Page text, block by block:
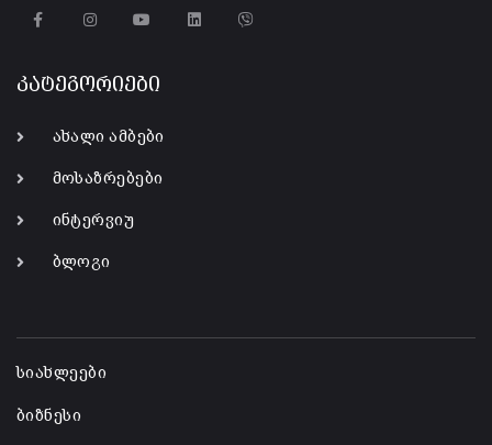
კატეგორიები
ახალი ამბები
მოსაზრებები
ინტერვიუ
ბლოგი
სიახლეები
ბიზნესი